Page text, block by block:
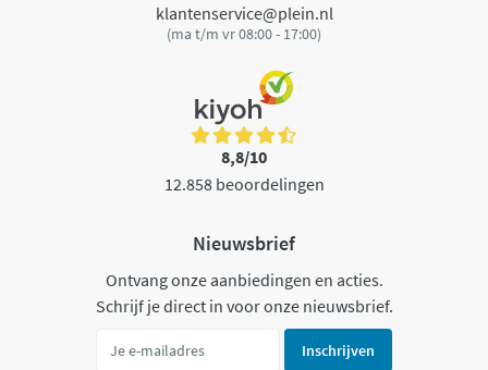
klantenservice@plein.nl
(ma t/m vr 08:00 - 17:00)
8,8/10
12.858 beoordelingen
Nieuwsbrief
Ontvang onze aanbiedingen en acties.
Schrijf je direct in voor onze nieuwsbrief.
Inschrijven